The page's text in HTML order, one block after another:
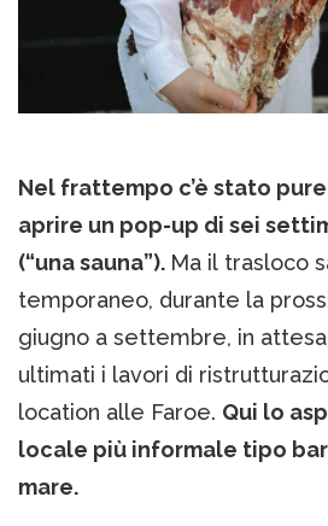
Nel frattempo c’è stato
aprire un pop-up di sei
(“una sauna”). Ma il trasloco
temporaneo, durante la
giugno a settembre, in
ultimati i lavori di
location alle Faroe. Qui lo
locale più informale tipo
mare.